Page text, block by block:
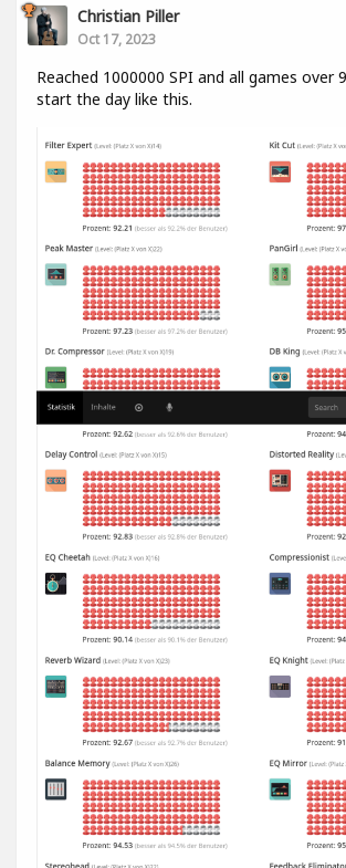
Christian Piller
Oct 17, 2023
Reached 1000000 SPI and all games over
start the day like this.